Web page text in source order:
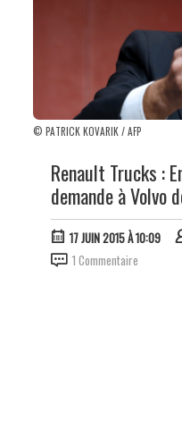
© PATRICK KOVARIK / AFP
Renault Trucks :
demande à Volvo
17 JUIN 2015 À 10:09
1 Commentaire